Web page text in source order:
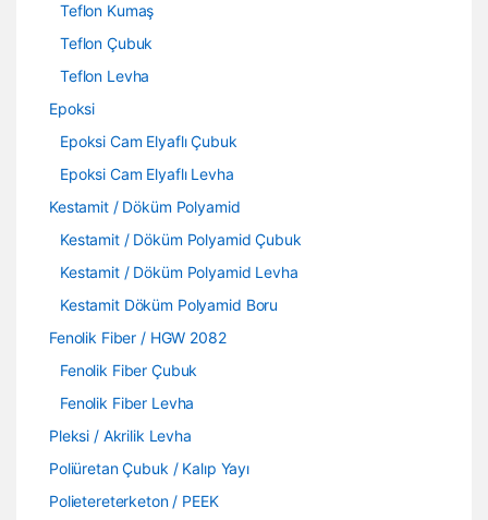
Teflon Kumaş
Teflon Çubuk
Teflon Levha
Epoksi
Epoksi Cam Elyaflı Çubuk
Epoksi Cam Elyaflı Levha
Kestamit / Döküm Polyamid
Kestamit / Döküm Polyamid Çubuk
Kestamit / Döküm Polyamid Levha
Kestamit Döküm Polyamid Boru
Fenolik Fiber / HGW 2082
Fenolik Fiber Çubuk
Fenolik Fiber Levha
Pleksi / Akrilik Levha
Poliüretan Çubuk / Kalıp Yayı
Polietereterketon / PEEK